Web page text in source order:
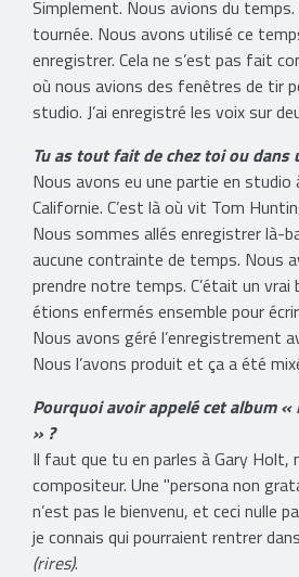
Simplement. Nous avions du
tournée. Nous avons utilisé ce
enregistrer. Cela ne s’est pas fait
où nous avions des fenêtres de tir
studio. J’ai enregistré les voix sur
Tu as tout fait de chez toi ou dans
Nous avons eu une partie en studio
Californie. C’est là où vit Tom
Nous sommes allés enregistrer là-
aucune contrainte de temps. Nous
prendre notre temps. C’était un
étions enfermés ensemble pour
Nous avons géré l’enregistrement
Nous l’avons produit et ça a été
Pourquoi avoir appelé cet album «
» ?
Il faut que tu en parles à Gary
compositeur. Une "persona non
n’est pas le bienvenu, et ceci nulle
je connais qui pourraient rentrer
(rires).